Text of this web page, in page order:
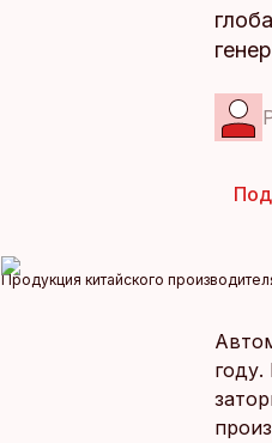
Продукция китайского